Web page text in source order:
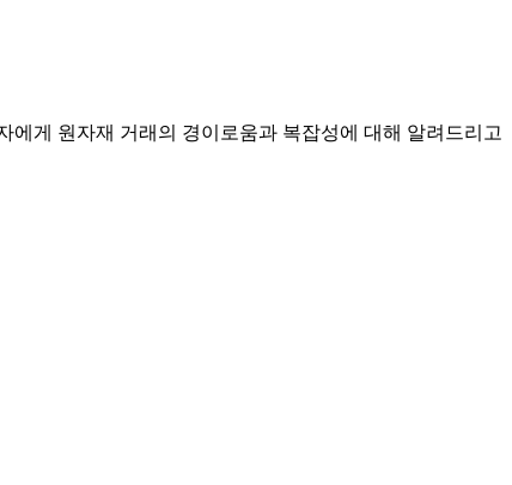
게 원자재 거래의 경이로움과 복잡성에 대해 알려드리고